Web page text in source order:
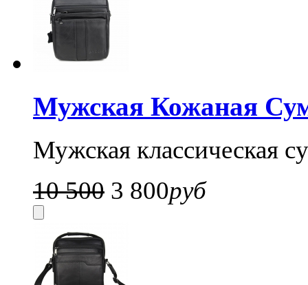
Мужская Кожаная
Мужская классическая
10 500 3 800руб